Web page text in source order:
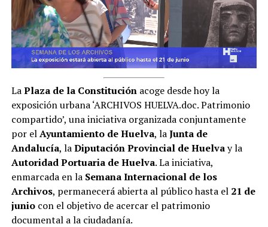
LaPlaza de la Constituciónacoge desde hoy la
exposición urbana ‘ARCHIVOS HUELVA.doc. Patrimonio
compartido’, una iniciativa organizada conjuntamente
por elAyuntamiento de Huelva, laJunta de
Andalucía, laDiputación Provincial de Huelvay la
Autoridad Portuaria de Huelva. La iniciativa,
enmarcada en la Semana Internacional de los
Archivos, permanecerá abierta al público hasta el 21 de
juniocon el objetivo de acercar el patrimonio
documental a la ciudadanía.